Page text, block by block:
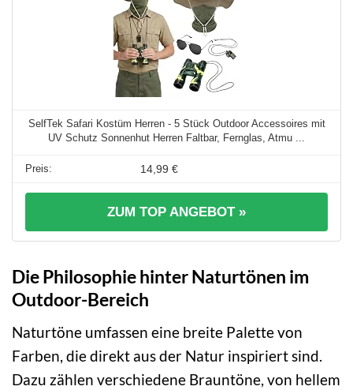
SelfTek Safari Kostüm Herren - 5 Stück Outdoor Accessoires mit
UV Schutz Sonnenhut Herren Faltbar, Fernglas, Atmu ...
14,99 €
ZUM TOP ANGEBOT »
Die Philosophie hinter Naturtönen im
Outdoor-Bereich
Naturtöne umfassen eine breite Palette von
Farben, die direkt aus der Natur inspiriert sind.
Dazu zählen verschiedene Brauntöne, von hellem